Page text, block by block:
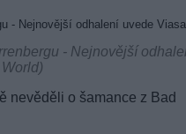
- Nejnovější
nevěděli o šamance z Bad